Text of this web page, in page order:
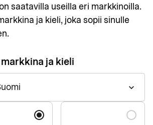
saatavilla useilla eri markkinoilla.
ja kieli, joka sopii sinulle
ja kieli
keyboard_arrow_down
ja selkeä,